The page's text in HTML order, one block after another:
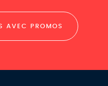
AVEC PROMOS